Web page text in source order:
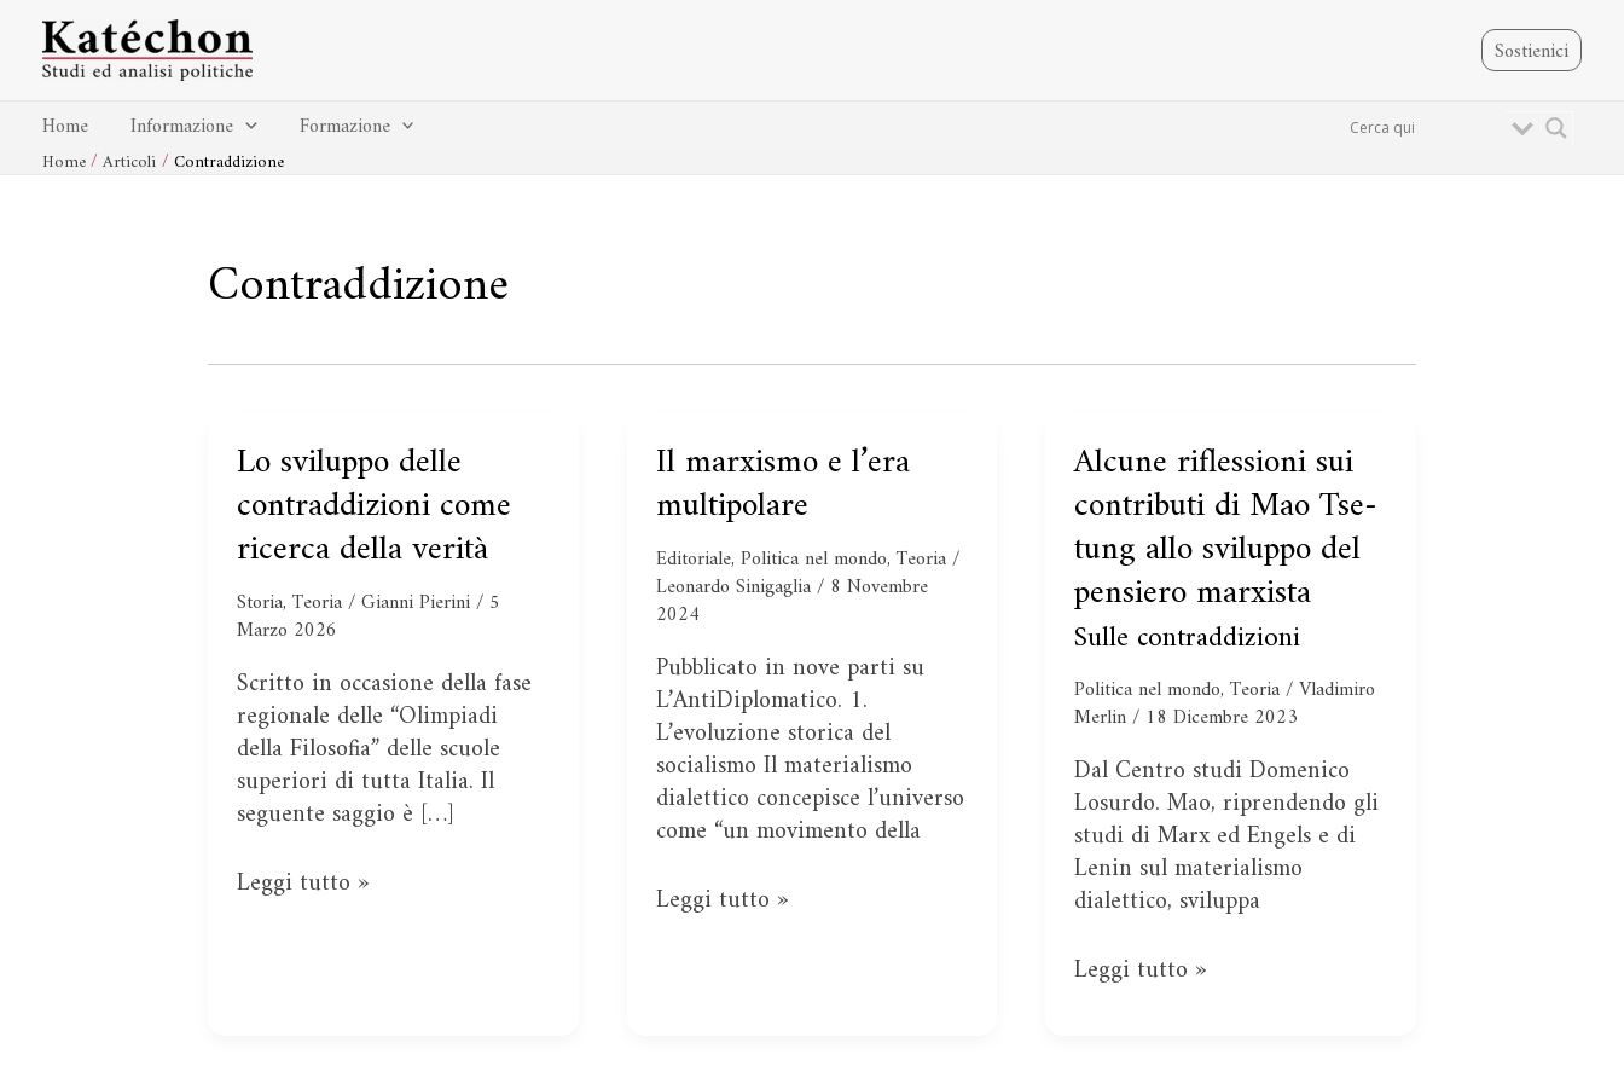
contenuto
Sostienici
Home Informazione Formazione
Home Articoli Contraddizione
Contraddizione
Lo sviluppo delle
contraddizioni come
ricerca della verità
Storia,Teoria/Gianni Pierini/ 5
Marzo 2026
Scritto in occasione della fase
regionale delle “Olimpiadi
della Filosofia” delle scuole
superiori di tutta Italia. Il
seguente saggio è […]
Lo
sviluppo
delle
contraddizioni
come
ricerca
verità
Leggi tutto »
Il marxismo e l’era
multipolare
Editoriale, Politica nel mondo,Teoria/
Leonardo Sinigaglia/ 8 Novembre
2024
Pubblicato in nove parti su
L’AntiDiplomatico. 1.
L’evoluzione storica del
socialismo Il materialismo
dialettico concepisce l’universo
come “un movimento della
Il
marxismo
e
l’era
multipolare
Leggi tutto »
Alcune riflessioni sui
contributi di Mao Tse-
tung allo sviluppo del
pensiero marxista
Sulle contraddizioni
Politica nel mondo,Teoria/Vladimiro
Merlin/ 18 Dicembre 2023
Dal Centro studi Domenico
Losurdo. Mao, riprendendo gli
studi di Marx ed Engels e di
Lenin sul materialismo
dialettico, sviluppa
Alcune
riflessioni
sui
contributi
di
Mao
Tse-
tung
allo
sviluppo
del
pensiero
marxista
Sulle
contraddizioni
Leggi tutto »